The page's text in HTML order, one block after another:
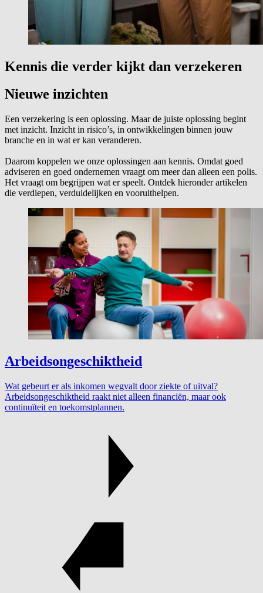
Kennis die verder kijkt dan verzekeren
Nieuwe inzichten
Een verzekering is een oplossing. Maar de juiste oplossing begint
met inzicht. Inzicht in risico’s, in ontwikkelingen binnen jouw
branche en in wat er kan veranderen.
Daarom koppelen we onze oplossingen aan kennis. Omdat goed
adviseren en goed ondernemen vraagt om meer dan alleen een polis.
Het vraagt om begrijpen wat er speelt. Ontdek hieronder artikelen
die verdiepen, verduidelijken en vooruithelpen.
Arbeidsongeschiktheid
Wat gebeurt er als inkomen wegvalt door ziekte of uitval?
Arbeidsongeschiktheid raakt niet alleen financiën, maar ook
continuïteit en toekomstplannen.